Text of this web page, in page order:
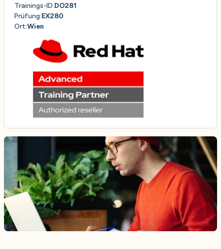
Trainings-ID:DO281
Prüfung:EX280
Ort:Wien